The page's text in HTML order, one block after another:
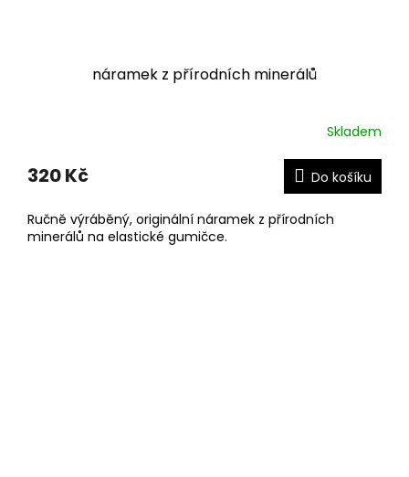
náramek z přírodních minerálů
Skladem
320 Kč Do košíku
Ručně výráběný, originální náramek z přírodních
minerálů na elastické gumičce.